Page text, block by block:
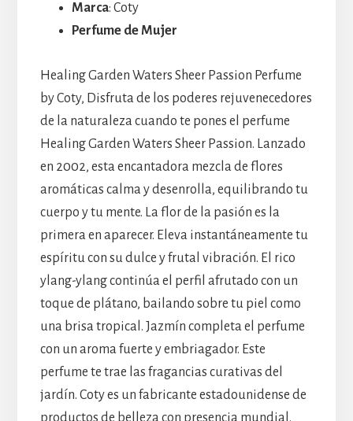
Marca: Coty
Perfume de Mujer
Healing Garden Waters Sheer Passion Perfume
by Coty, Disfruta de los poderes rejuvenecedores
de la naturaleza cuando te pones el perfume
Healing Garden Waters Sheer Passion. Lanzado
en 2002, esta encantadora mezcla de flores
aromáticas calma y desenrolla, equilibrando tu
cuerpo y tu mente. La flor de la pasión es la
primera en aparecer. Eleva instantáneamente tu
espíritu con su dulce y frutal vibración. El rico
ylang-ylang continúa el perfil afrutado con un
toque de plátano, bailando sobre tu piel como
una brisa tropical. Jazmín completa el perfume
con un aroma fuerte y embriagador. Este
perfume te trae las fragancias curativas del
jardín. Coty es un fabricante estadounidense de
productos de belleza con presencia mundial.